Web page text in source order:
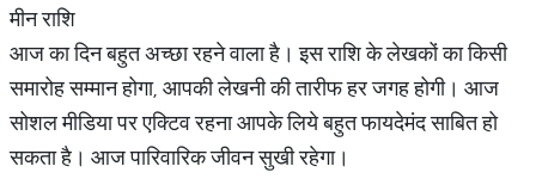
मीन राशि
आज का दिन बहुत अच्छा रहने वाला है। इस राशि के लेखकों का किसी
समारोह सम्मान होगा, आपकी लेखनी की तारीफ हर जगह होगी। आज
सोशल मीडिया पर एक्टिव रहना आपके लिये बहुत फायदेमंद साबित हो
सकता है। आज पारिवारिक जीवन सुखी रहेगा।